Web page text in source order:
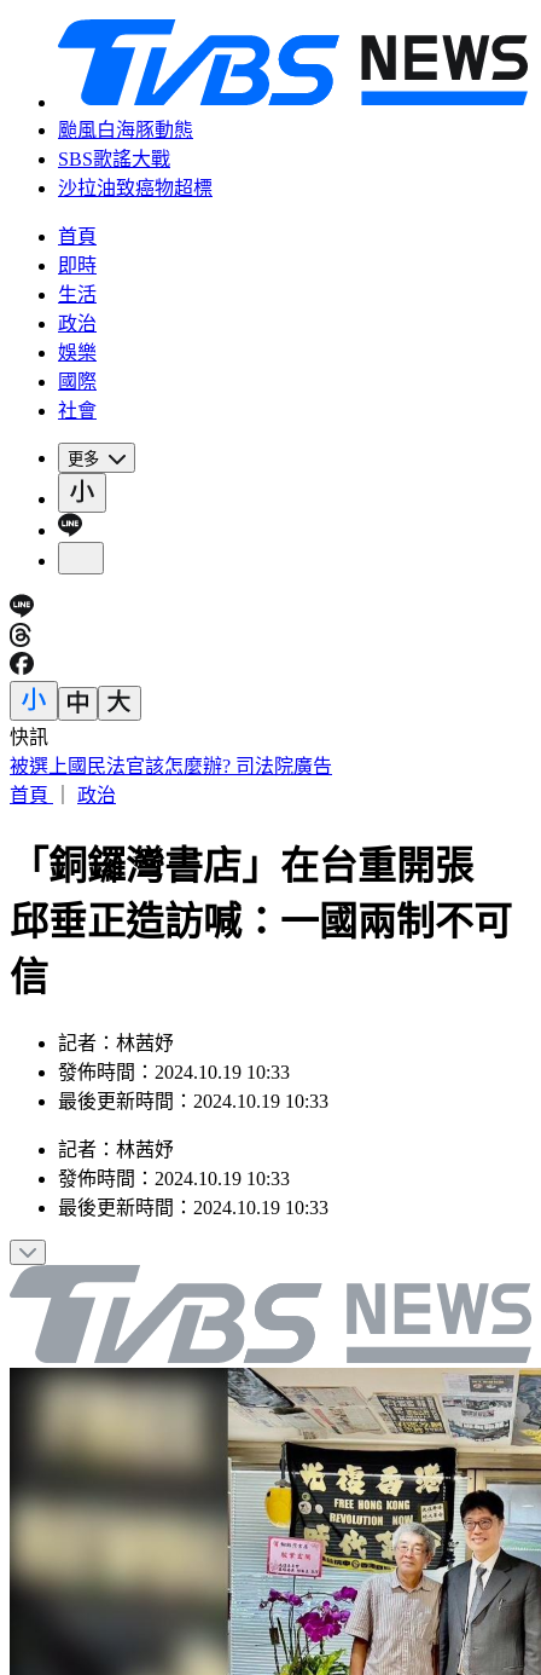
颱風白海豚動態
SBS歌謠大戰
沙拉油致癌物超標
首頁
即時
生活
政治
娛樂
國際
社會
更多
快訊
IU無預警召喚前男友 韓網替「她」心疼：很不舒服
首頁
政治
「銅鑼灣書店」在台重開張
邱垂正造訪喊：一國兩制不可
信
記者：林茜妤
發佈時間：2024.10.19 10:33
最後更新時間：2024.10.19 10:33
記者 ： 林茜妤
發佈時間： 2024.10.19 10:33
最後更新時間： 2024.10.19 10:33